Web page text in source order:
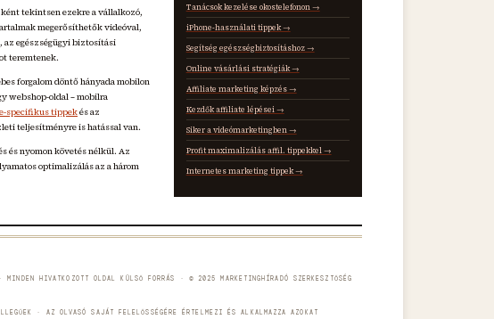
tekintsen ezekre a vállalkozó,
megerősíthetők videóval,
az egészségügyi biztosítási
teremtenek.
forgalom döntő hányada mobilon
webshop-oldal – mobilra
specifikus tippekés az
teljesítményre is hatással van.
és nyomon követés nélkül. Az
optimalizálás az a három
Tanácsok kezelése okostelefonon →
iPhone-használati tippek →
Segítség egészségbiztosításhoz →
Online vásárlási stratégiák →
Affiliate marketing képzés →
Kezdők affiliate lépései →
Siker a videómarketingben →
Profit maximalizálás affil. tippekkel →
Internetes marketing tippek →
HIVATKOZOTT OLDAL KÜLSŐ FORRÁS · © 2025 MARKETINGHÍRADÓ SZERKESZTŐSÉG
· AZ OLVASÓ SAJÁT FELELŐSSÉGÉRE ÉRTELMEZI ÉS ALKALMAZZA AZOKAT